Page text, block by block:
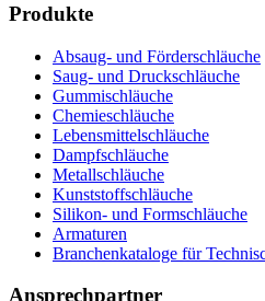
Produkte
Absaug- und Förderschläuche
Saug- und Druckschläuche
Gummischläuche
Chemieschläuche
Lebensmittelschläuche
Dampfschläuche
Metallschläuche
Kunststoffschläuche
Silikon- und Formschläuche
Armaturen
Branchenkataloge für
Ansprechpartner